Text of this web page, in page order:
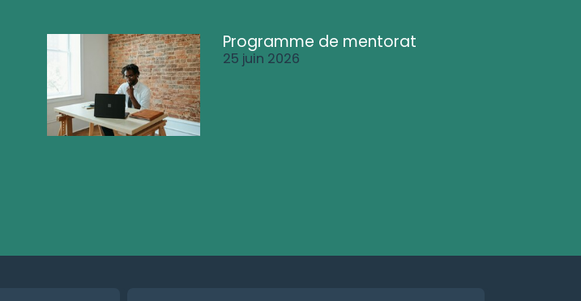
Programme de mentorat
25 juin 2026